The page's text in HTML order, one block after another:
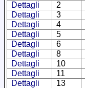
Dettagli
2
Dettagli
3
Dettagli
4
Dettagli
5
Dettagli
6
Dettagli
8
Dettagli
10
Dettagli
11
Dettagli
13